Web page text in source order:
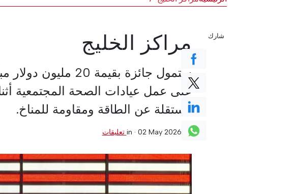
مراكز الخليج
ستمول جائزة بقيمة 20
على عمل عيادات الصحة المجتمعية
مستقلة عن الطاقة ومقاومة للمناخ.
in · 02 May 2026 0 تعليقات
شارك